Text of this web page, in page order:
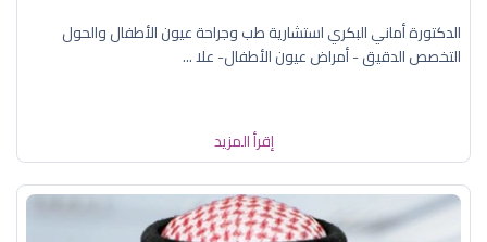
الدكتورة أماني البكري استشارية طب وجراحة عيون الأطفال والحول
التخصص الدقيق - أمراض عيون الأطفال- علا ...
إقرأ المزيد